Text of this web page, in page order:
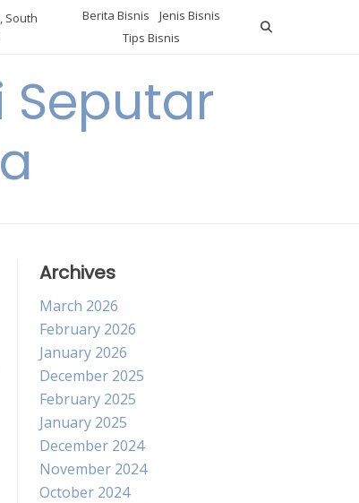
South
Berita Bisnis
Jenis Bisnis
Tips Bisnis
Seputar
Archives
March 2026
February 2026
January 2026
December 2025
February 2025
January 2025
December 2024
November 2024
October 2024